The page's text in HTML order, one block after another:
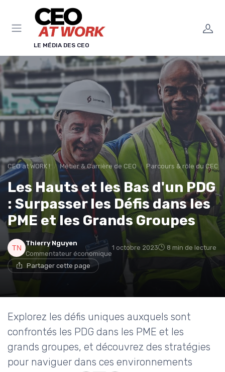
LE MÉDIA DES CEO
CEO at WORK ! Métier & Carrière de CEO Parcours & rôle du CEO
Les Hauts et les Bas d'un PDG
: Surpasser les Défis dans les
PME et les Grands Groupes
Thierry Nguyen
Commentateur économique
1 octobre 2023 8 min de lecture
Partager cette page
Explorez les défis uniques auxquels sont
confrontés les PDG dans les PME et les
grands groupes, et découvrez des stratégies
pour naviguer dans ces environnements
Panneau de gestion des cookies